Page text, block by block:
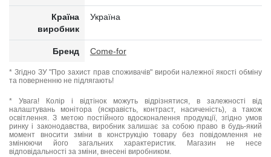
Країна
виробник
Україна
Бренд Come-for
* Згідно ЗУ "Про захист прав споживачів" вироби належної якості обміну
та поверненню не підлягають!
* Увага! Колір і відтінок можуть відрізнятися, в залежності від
налаштувань монітора (яскравість, контраст, насиченість), а також
освітлення. З метою постійного вдосконалення продукції, згідно умов
ринку і законодавства, виробник залишає за собою право в будь-який
момент вносити зміни в конструкцію товару без повідомлення не
змінюючи його загальних характеристик. Магазин не несе
відповідальності за зміни, внесені виробником.